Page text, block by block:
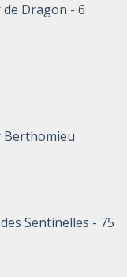
Dragon - 6
Berthomieu
Sentinelles - 75